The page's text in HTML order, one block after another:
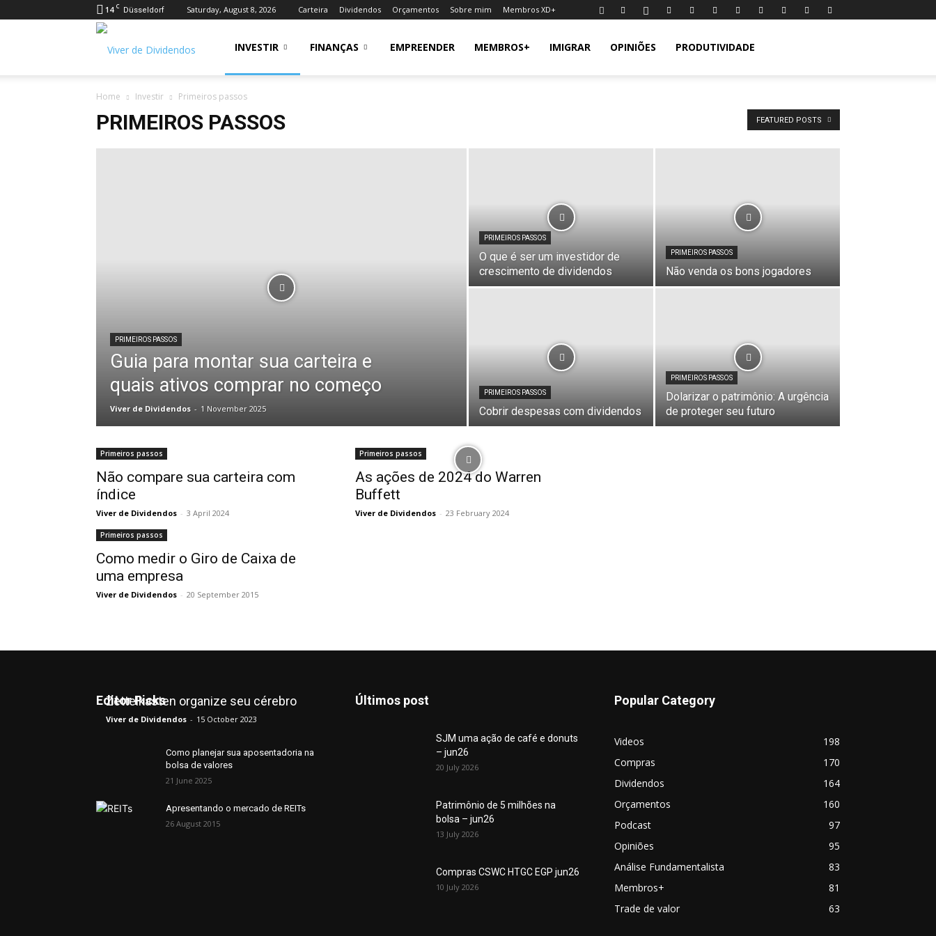
14 C Düsseldorf Saturday, August 8, 2026 Carteira Dividendos Orçamentos Sobre mim Membros XD+
de
INVESTIR FINANÇAS EMPREENDER MEMBROS+ IMIGRAR OPINIÕES PRODUTIVIDADE
Home Investir Primeiros passos
PRIMEIROS PASSOS FEATURED POSTS
PRIMEIROS PASSOS
Guia para montar sua carteira e
quais ativos comprar no começo
Viver de Dividendos - 1 November 2025
PRIMEIROS PASSOS
O que é ser um investidor de
crescimento de dividendos
PRIMEIROS PASSOS
Não venda os bons jogadores
PRIMEIROS PASSOS
Cobrir despesas com dividendos
PRIMEIROS PASSOS
Dolarizar o patrimônio: A urgência
de proteger seu futuro
Primeiros passos
Não compare sua carteira com
índice
Viver de Dividendos - 3 April 2024
Primeiros passos
As ações de 2024 do Warren
Buffett
Viver de Dividendos - 23 February 2024
Primeiros passos
Como medir o Giro de Caixa de
uma empresa
Viver de Dividendos - 20 September 2015
Editor Picks
Zettelkasten organize seu cérebro
Viver de Dividendos - 15 October 2023
Como planejar sua aposentadoria na
bolsa de valores
21 June 2025
Apresentando o mercado de REITs
26 August 2015
Últimos post
SJM uma ação de café e donuts
– jun26
20 July 2026
Patrimônio de 5 milhões na
bolsa – jun26
13 July 2026
Compras CSWC HTGC EGP jun26
10 July 2026
Popular Category
Videos
198
Compras
170
Dividendos
164
Orçamentos
160
Podcast
97
Opiniões
95
Análise Fundamentalista
83
Membros+
81
Trade de valor
63